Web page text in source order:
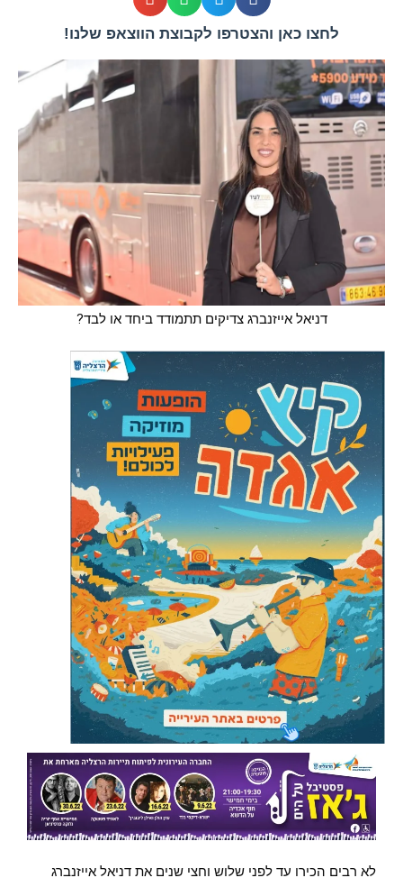
לחצו כאן והצטרפו לקבוצת הווצאפ שלנו!
דניאל אייזנברג צדיקים תתמודד ביחד או לבד?
לא רבים הכירו עד לפני שלוש וחצי שנים את דניאל אייזנברג